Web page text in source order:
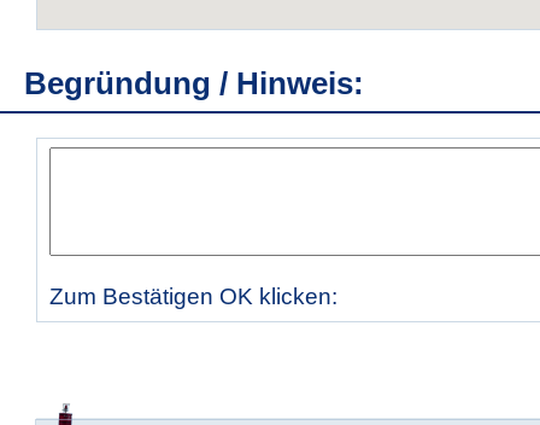
Begründung / Hinweis:
Zum Bestätigen OK klicken: